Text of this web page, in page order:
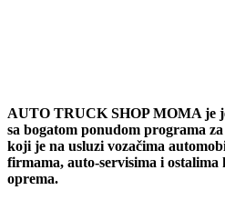
AUTO TRUCK SHOP MOMA je
sa bogatom ponudom programa
koji je na usluzi vozačima
firmama, auto-servisima i
oprema.